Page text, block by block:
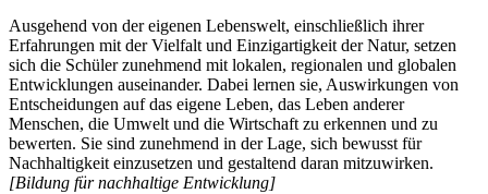
Ausgehend von der eigenen Lebenswelt, einschließlich ihrer
Erfahrungen mit der Vielfalt und Einzigartigkeit der Natur, setzen
sich die Schüler zunehmend mit lokalen, regionalen und globalen
Entwicklungen auseinander. Dabei lernen sie, Auswirkungen von
Entscheidungen auf das eigene Leben, das Leben anderer
Menschen, die Umwelt und die Wirtschaft zu erkennen und zu
bewerten. Sie sind zunehmend in der Lage, sich bewusst für
Nachhaltigkeit einzusetzen und gestaltend daran mitzuwirken.
[Bildung für nachhaltige Entwicklung]